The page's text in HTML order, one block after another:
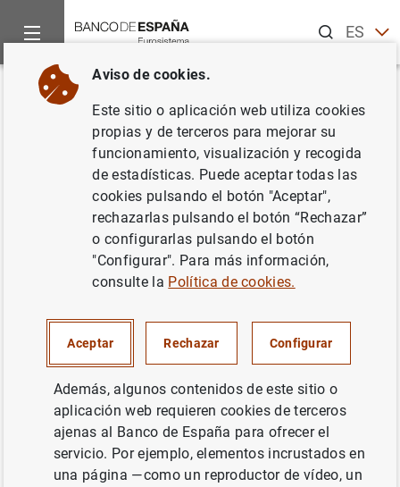
ESEN
Inicio Noticias y eventos
Volver
El grupo de trabajo sobre los
tipos de interés libres de riesgo
solicita al mercado comentarios
sobre la transición del eonia al
ESTER y sobre las metodologías
de estimación de la estructura
temporal de tipos de interés
basada en el ESTER
20/12/2018
POLÍTICA MONETARIA
Aviso de cookies.
Este sitio o aplicación web utiliza cookies
propias y de terceros para mejorar su
funcionamiento, visualización y recogida
de estadísticas. Puede aceptar todas las
cookies pulsando el botón "Aceptar",
rechazarlas pulsando el botón “Rechazar”
o configurarlas pulsando el botón
"Configurar". Para más información,
consulte la Política de cookies.
Aceptar Rechazar Configurar
Además, algunos contenidos de este sitio o
aplicación web requieren cookies de terceros
ajenas al Banco de España para ofrecer el
servicio. Por ejemplo, elementos incrustados en
una página —como un reproductor de vídeo, un